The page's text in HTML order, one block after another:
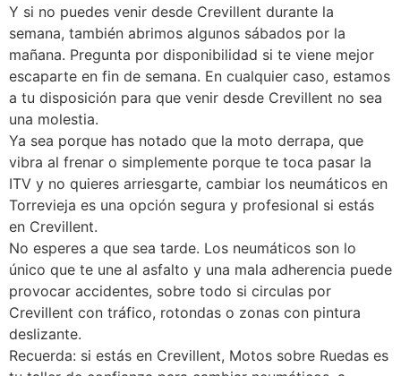
Y si no puedes venir desde Crevillent durante la
semana, también abrimos algunos sábados por la
mañana. Pregunta por disponibilidad si te viene mejor
escaparte en fin de semana. En cualquier caso, estamos
a tu disposición para que venir desde Crevillent no sea
una molestia.
Ya sea porque has notado que la moto derrapa, que
vibra al frenar o simplemente porque te toca pasar la
ITV y no quieres arriesgarte, cambiar los neumáticos en
Torrevieja es una opción segura y profesional si estás
en Crevillent.
No esperes a que sea tarde. Los neumáticos son lo
único que te une al asfalto y una mala adherencia puede
provocar accidentes, sobre todo si circulas por
Crevillent con tráfico, rotondas o zonas con pintura
deslizante.
Recuerda: si estás en Crevillent, Motos sobre Ruedas es